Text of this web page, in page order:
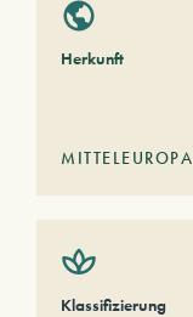
Herkunft
MITTELEUROPA
Klassifizierung